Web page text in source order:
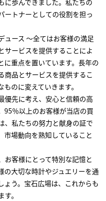
に歩んできました。私たちの
ートナーとしての役割を担っ
ュース ～全てはお客様の満足
サービスを提供することによ
に重点を置いています。長年の
商品とサービスを提供するこ
のに変えていきます。
優先に考え、安心と信頼の高
95％以上のお客様が当店の買
、私たちの努力と献身の証で
市場動向を熟知していること
お客様にとって特別な記憶と
の大切な時計やジュエリーを通
ょう。宝石広場は、これからも
。